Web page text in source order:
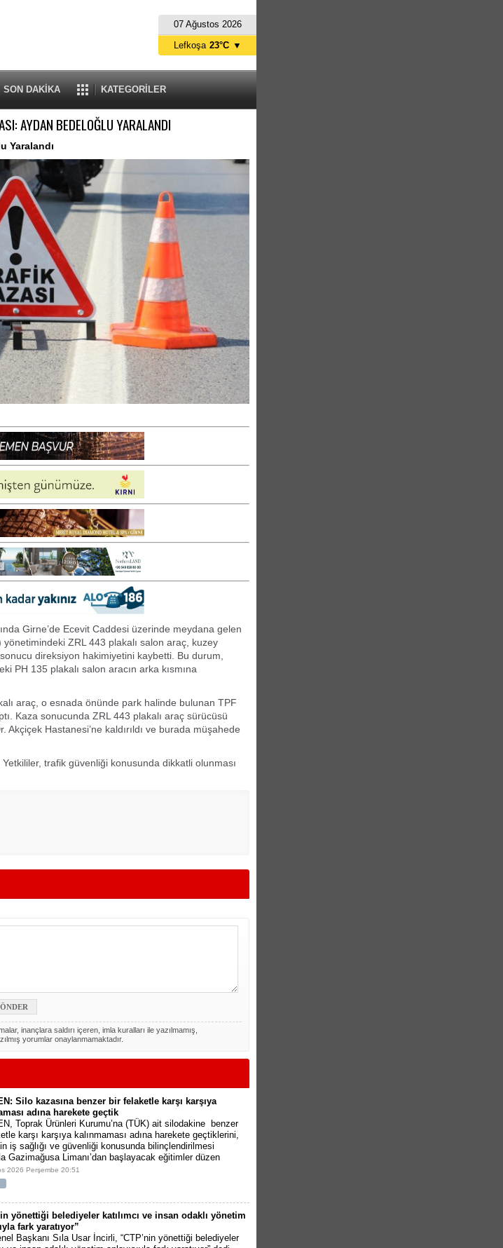
07 Ağustos 2026
SON DAKİKA KATEGORİLER
Lefkoşa 23°C ▼
22°C
AYDAN BEDELOĞLU YARALANDI
Yaralandı
Girne’de Ecevit Caddesi üzerinde meydana gelen
ZRL 443 plakalı salon araç, kuzey
direksiyon hakimiyetini kaybetti. Bu durum,
PH 135 plakalı salon aracın arka kısmına
araç, o esnada önünde park halinde bulunan TPF
Kaza sonucunda ZRL 443 plakalı araç sürücüsü
Hastanesi’ne kaldırıldı ve burada müşahede
trafik güvenliği konusunda dikkatli olunması
inançlara saldırı içeren, imla kuralları ile yazılmamış,
yorumlar onaylanmamaktadır.
Silo kazasına benzer bir felaketle karşı karşıya
adına harekete geçtik
Toprak Ürünleri Kurumu’na (TÜK) ait silodakine benzer
karşı karşıya kalınmaması adına harekete geçtiklerini,
iş sağlığı ve güvenliği konusunda bilinçlendirilmesi
Gazimağusa Limanı’dan başlayacak eğitimler düzen
2026 Perşembe 20:51
yönettiği belediyeler katılımcı ve insan odaklı yönetim
fark yaratıyor”
Başkanı Sıla Usar İncirli, “CTP’nin yönettiği belediyeler